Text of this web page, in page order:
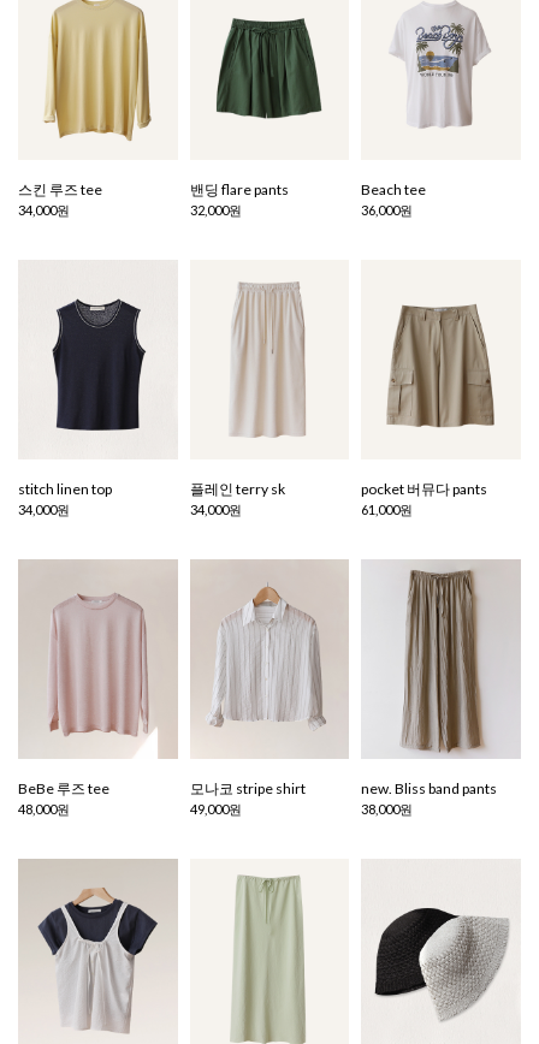
스킨 루즈 tee
34,000원
밴딩 flare pants
32,000원
Beach tee
36,000원
stitch linen top
34,000원
플레인 terry sk
34,000원
pocket 버뮤다 pants
61,000원
BeBe 루즈 tee
48,000원
모나코 stripe shirt
49,000원
new. Bliss band pants
38,000원